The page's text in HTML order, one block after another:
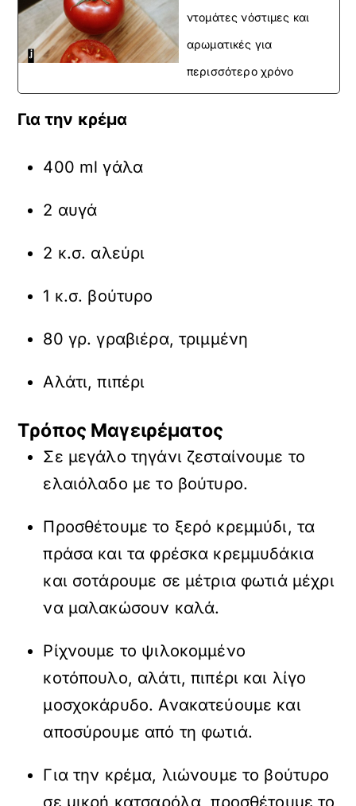
ντομάτες νόστιμες και
αρωματικές για
περισσότερο χρόνο
Για την κρέμα
400 ml γάλα
2 αυγά
2 κ.σ. αλεύρι
1 κ.σ. βούτυρο
80 γρ. γραβιέρα, τριμμένη
Αλάτι, πιπέρι
Τρόπος Μαγειρέματος
Σε μεγάλο τηγάνι ζεσταίνουμε το
ελαιόλαδο με το βούτυρο.
Προσθέτουμε το ξερό κρεμμύδι, τα
πράσα και τα φρέσκα κρεμμυδάκια
και σοτάρουμε σε μέτρια φωτιά μέχρι
να μαλακώσουν καλά.
Ρίχνουμε το ψιλοκομμένο
κοτόπουλο, αλάτι, πιπέρι και λίγο
μοσχοκάρυδο. Ανακατεύουμε και
αποσύρουμε από τη φωτιά.
Για την κρέμα, λιώνουμε το βούτυρο
σε μικρή κατσαρόλα, προσθέτουμε το